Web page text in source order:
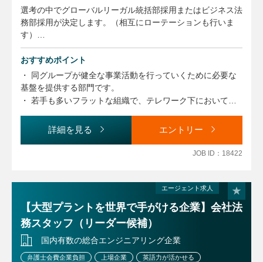
選考の中でグローバルリーガル統括部採用またはビジネス法
務部採用が決定します。（相互にローテーションも行いま
す）
・グローバルリーガル統括部では補佐、海外リージョンのリ
スクコンプライアンスの調整機能などを行っていただきま
す。
・ビジネス法務部では、M＆Aや契約交渉のサポートなどを
行っていただきます。
おすすめポイント
・ 同グループが健全な事業活動を行っていくために必要な
基盤を提供する部門です。
・ 若手も多いフラットな組織で、テレワーク下においても
・ 個人のやる気や能力に応じて、海外駐在や留学も含めた
詳細を見る エントリー
JOB ID：18422
エージェント求人
【大型プラントを世界で手がける企業】会社法
務スタッフ（リーダー候補）
国内有数の総合エンジニアリング企業
弁護士会費企業負担 上場企業 英語力が活かせる